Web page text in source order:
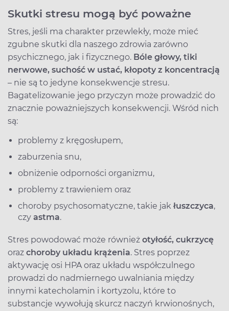
Skutki stresu mogą być poważne
Stres, jeśli ma charakter przewlekły, może mieć
zgubne skutki dla naszego zdrowia zarówno
psychicznego, jak i fizycznego. Bóle głowy, tiki
nerwowe, suchość w ustać, kłopoty z koncentracją
– nie są to jedyne konsekwencje stresu.
Bagatelizowanie jego przyczyn może prowadzić do
znacznie poważniejszych konsekwencji. Wśród nich
są:
problemy z kręgosłupem,
zaburzenia snu,
obniżenie odporności organizmu,
problemy z trawieniem oraz
choroby psychosomatyczne, takie jak łuszczyca,
czy astma.
Stres powodować może również otyłość, cukrzycę
oraz choroby układu krążenia. Stres poprzez
aktywację osi HPA oraz układu współczulnego
prowadzi do nadmiernego uwalniania między
innymi katecholamin i kortyzolu, które to
substancje wywołują skurcz naczyń krwionośnych,